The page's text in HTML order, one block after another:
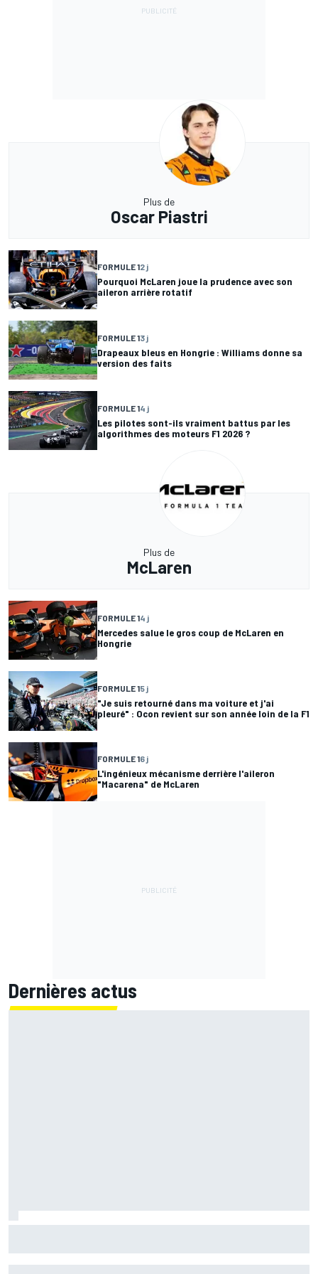
Plus de
Oscar Piastri
FORMULE 12 j
Pourquoi McLaren joue la prudence avec son
aileron arrière rotatif
FORMULE 13 j
Drapeaux bleus en Hongrie : Williams donne sa
version des faits
FORMULE 14 j
Les pilotes sont-ils vraiment battus par les
algorithmes des moteurs F1 2026 ?
Plus de
McLaren
FORMULE 14 j
Mercedes salue le gros coup de McLaren en
Hongrie
FORMULE 15 j
"Je suis retourné dans ma voiture et j'ai
pleuré" : Ocon revient sur son année loin de la F1
FORMULE 16 j
L'ingénieux mécanisme derrière l'aileron
"Macarena" de McLaren
Dernières actus